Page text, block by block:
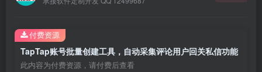
TapTap账号批量创建工具，自动采集评论用户回关私信功能
此内容为付费资源，请付费后查看
付费资源